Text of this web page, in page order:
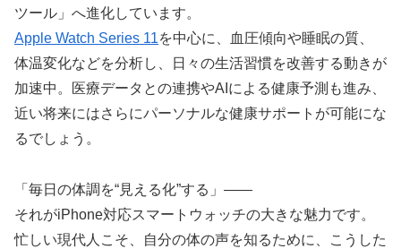
ツール」へ進化しています。
Apple Watch Series 11を中心に、血圧傾向や睡眠の質、
体温変化などを分析し、日々の生活習慣を改善する動きが
加速中。医療データとの連携やAIによる健康予測も進み、
近い将来にはさらにパーソナルな健康サポートが可能にな
るでしょう。
「毎日の体調を“見える化”する」――
それがiPhone対応スマートウォッチの大きな魅力です。
忙しい現代人こそ、自分の体の声を知るために、こうした